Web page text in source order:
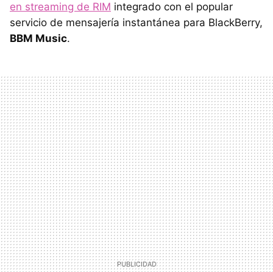
en streaming de RIM integrado con el popular
servicio de mensajería instantánea para BlackBerry,
BBM Music.